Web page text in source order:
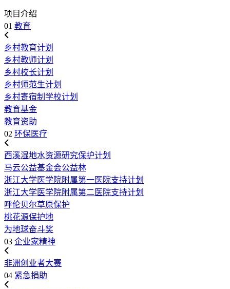
项目介绍
01 教育
乡村教育计划
乡村教师计划
乡村校长计划
乡村师范生计划
乡村寄宿制学校计划
教育基金
教育资助
02 环保医疗
西溪湿地水资源研究保护计划
马云公益基金会公益林
浙江大学医学院附属第一医院支持计划
浙江大学医学院附属第二医院支持计划
呼伦贝尔草原保护
桃花源保护地
为地球奋斗奖
03 企业家精神
非洲创业者大赛
04 紧急捐助